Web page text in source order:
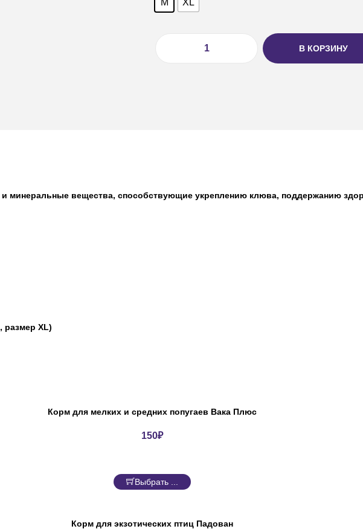
M XL
В КОРЗИНУ
минеральные вещества, способствующие укреплению клюва, поддержанию
размер XL)
Корм для мелких и средних попугаев Вака Плюс
150₽
Выбрать ...
Корм для экзотических птиц Падован